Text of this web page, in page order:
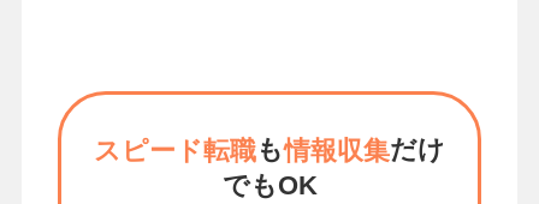
スピード転職も情報収集だけ
でもOK